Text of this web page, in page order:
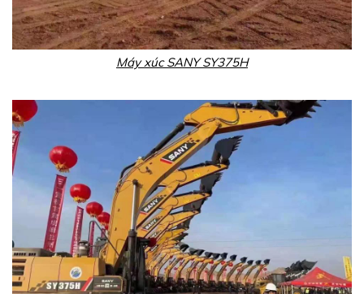
Máy xúc SANY SY375H